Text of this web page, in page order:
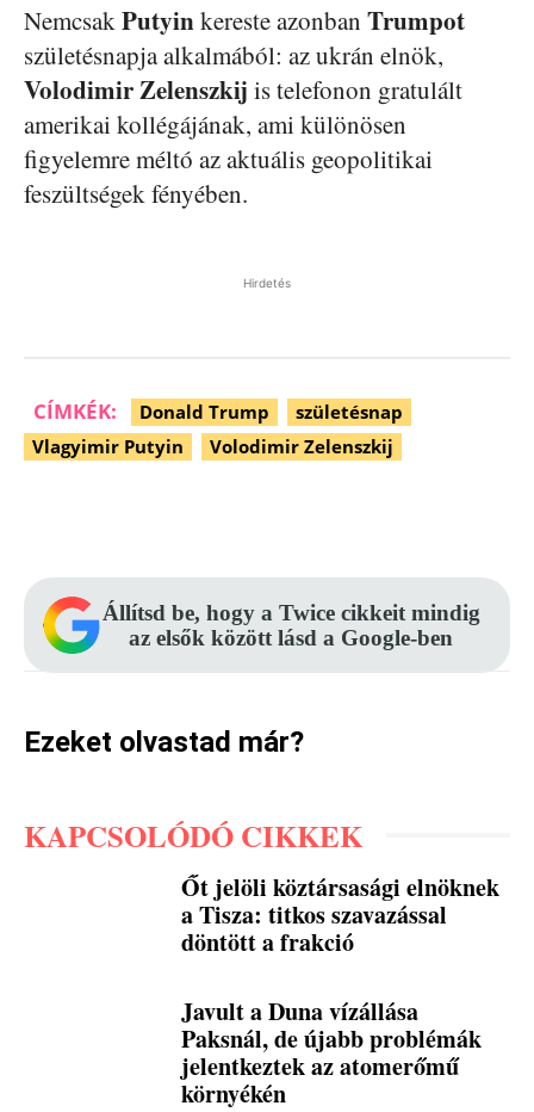
NemcsakPutyinkereste azonban Trumpot
születésnapja alkalmából: az ukrán elnök,
Volodimir Zelenszkij is telefonon gratulált
amerikai kollégájának, ami különösen
figyelemre méltó az aktuális geopolitikai
feszültségek fényében.
Hirdetés
CÍMKÉK: Donald Trump
születésnap
Vlagyimir Putyin
Volodimir Zelenszkij
Állítsd be, hogy a Twice cikkeit mindig
az elsők között lásd a Google-ben
Ezeket olvastad már?
KAPCSOLÓDÓ CIKKEK
Őt jelöli köztársasági elnöknek
a Tisza: titkos szavazással
döntött a frakció
Javult a Duna vízállása
Paksnál, de újabb problémák
jelentkeztek az atomerőmű
környékén